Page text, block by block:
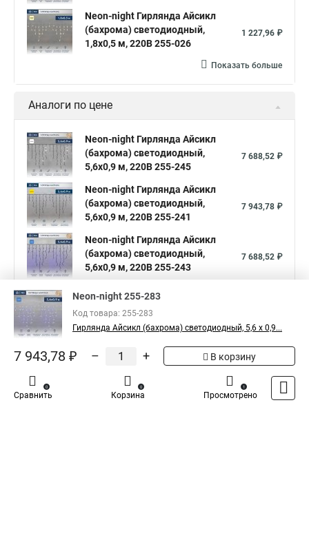
Neon-night Гирлянда Айсикл
(бахрома) светодиодный,
1,8х0,5 м, 220В 255-026
1 227,96 ₽
Показать больше
Аналоги по цене
Neon-night Гирлянда Айсикл
(бахрома) светодиодный,
5,6х0,9 м, 220В 255-245
7 688,52 ₽
Neon-night Гирлянда Айсикл
(бахрома) светодиодный,
5,6х0,9 м, 220В 255-241
7 943,78 ₽
Neon-night Гирлянда Айсикл
(бахрома) светодиодный,
5,6х0,9 м, 220В 255-243
7 688,52 ₽
Написать отзыв
Общая оценка товара: 5
Официальный поставщик компанииNeon-Night
Neon-night 255-283
Код товара: 255-283
Гирлянда Айсикл (бахрома) светодиодный, 5,6 х 0,9...
7 943,78 ₽ – + В корзину
Сравнить
0
Корзина
0
Просмотрено
1